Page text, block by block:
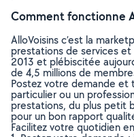
Comment fonctionne
AlloVoisins c’est la
prestations de services
2013 et plébiscitée
de 4,5 millions de
Postez votre demande et
particulier ou un
prestations, du plus petit
pour un bon rapport
Facilitez votre quotidien